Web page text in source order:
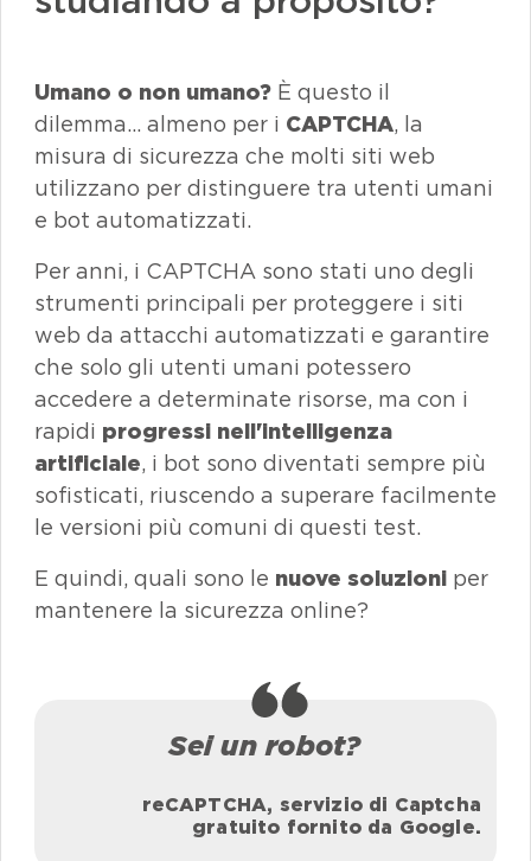
Umano o non umano? È questo il
dilemma… almeno per i CAPTCHA, la
misura di sicurezza che molti siti web
utilizzano per distinguere tra utenti umani
e bot automatizzati.
Per anni, i CAPTCHA sono stati uno degli
strumenti principali per proteggere i siti
web da attacchi automatizzati e garantire
che solo gli utenti umani potessero
accedere a determinate risorse, ma con i
rapidi progressi nell'intelligenza
artificiale, i bot sono diventati sempre più
sofisticati, riuscendo a superare facilmente
le versioni più comuni di questi test.
E quindi, quali sono le nuove soluzioni per
mantenere la sicurezza online?
Sei un robot?
reCAPTCHA, servizio di Captcha
gratuito fornito da Google.